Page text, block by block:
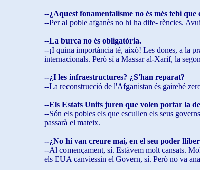
--¿Aquest fonamentalisme no és més tebi que
--Per al poble afganès no hi ha dife- rències.
--La burca no és obligatòria.
--¡I quina importància té, això! Les dones, a la
internacionals. Però sí a Massar al-Xarif, la
--¿I les infraestructures? ¿S'han reparat?
--La reconstrucció de l'Afganistan és gairebé
--Els Estats Units juren que volen portar la
--Són els pobles els que escullen els seus
passarà el mateix.
--¿No hi van creure mai, en el seu poder
--Al començament, sí. Estàvem molt cansats.
els EUA canviessin el Govern, sí. Però no va